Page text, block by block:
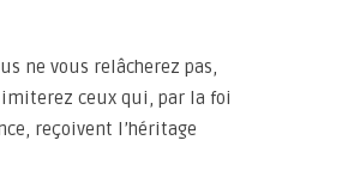
ne vous relâcherez pas,
ceux qui, par la foi
reçoivent l’héritage